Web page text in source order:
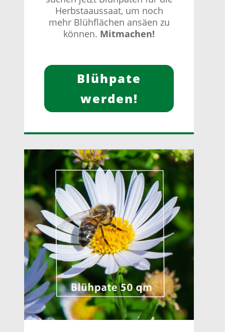
Herbstaaussaat, um noch
mehr Blühflächen ansäen zu
können. Mitmachen!
Blühpate
werden!